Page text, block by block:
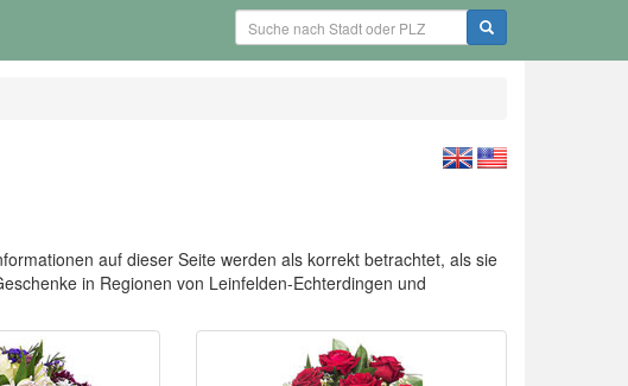
auf dieser Seite werden als korrekt betrachtet, als sie
in Regionen von Leinfelden-Echterdingen und